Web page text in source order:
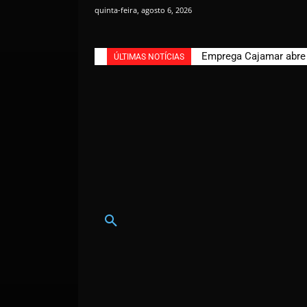
quinta-feira, agosto 6, 2026
ÚLTIMAS NOTÍCIAS Emprega Cajamar